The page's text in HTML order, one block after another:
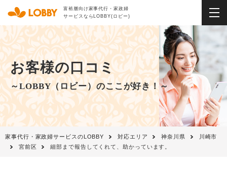
富裕層向け家事代行・家政婦
サービスならLOBBY(ロビー)
お客様の口コミ
～LOBBY（ロビー）のここが好き！～
家事代行・家政婦サービスのLOBBY 対応エリア 神奈川県
川崎市
宮前区
細部まで報告してくれて、助かっています。